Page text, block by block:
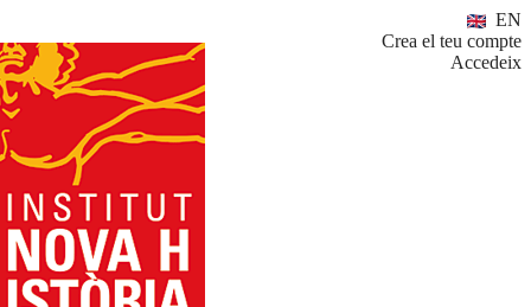
EN
Crea el teu compte
Accedeix